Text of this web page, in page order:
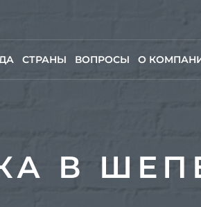
СТРАНЫ ВОПРОСЫ О
В